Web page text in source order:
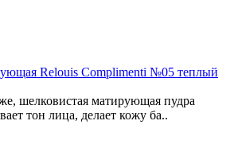
Relouis Complimenti №05 теплый
шелковистая матирующая пудра
тон лица, делает кожу ба..